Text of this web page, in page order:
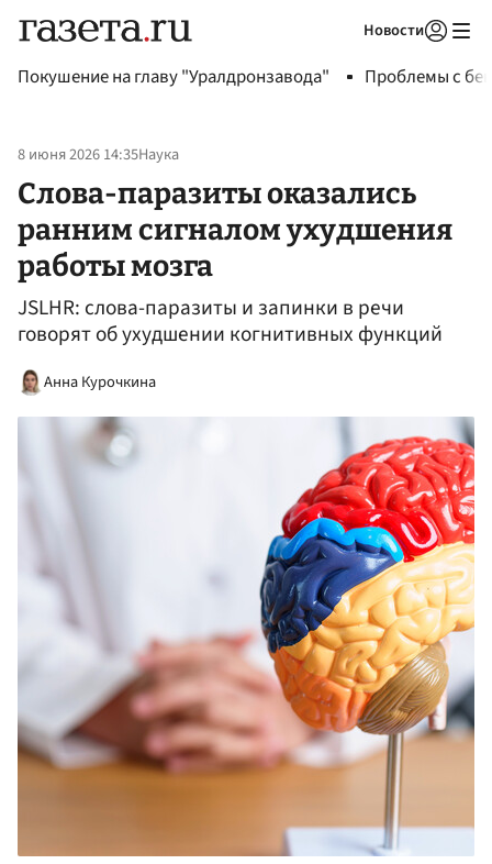
Новости
Покушение на главу "Уралдронзавода" Проблемы с
8 июня 2026 14:35Наука
Слова-паразиты оказались
ранним сигналом ухудшения
работы мозга
JSLHR: слова-паразиты и запинки в речи
говорят об ухудшении когнитивных функций
Анна Курочкина